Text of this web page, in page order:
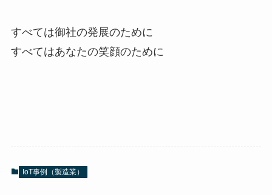
すべては御社の発展のために
すべてはあなたの笑顔のために
IoT事例（製造業）